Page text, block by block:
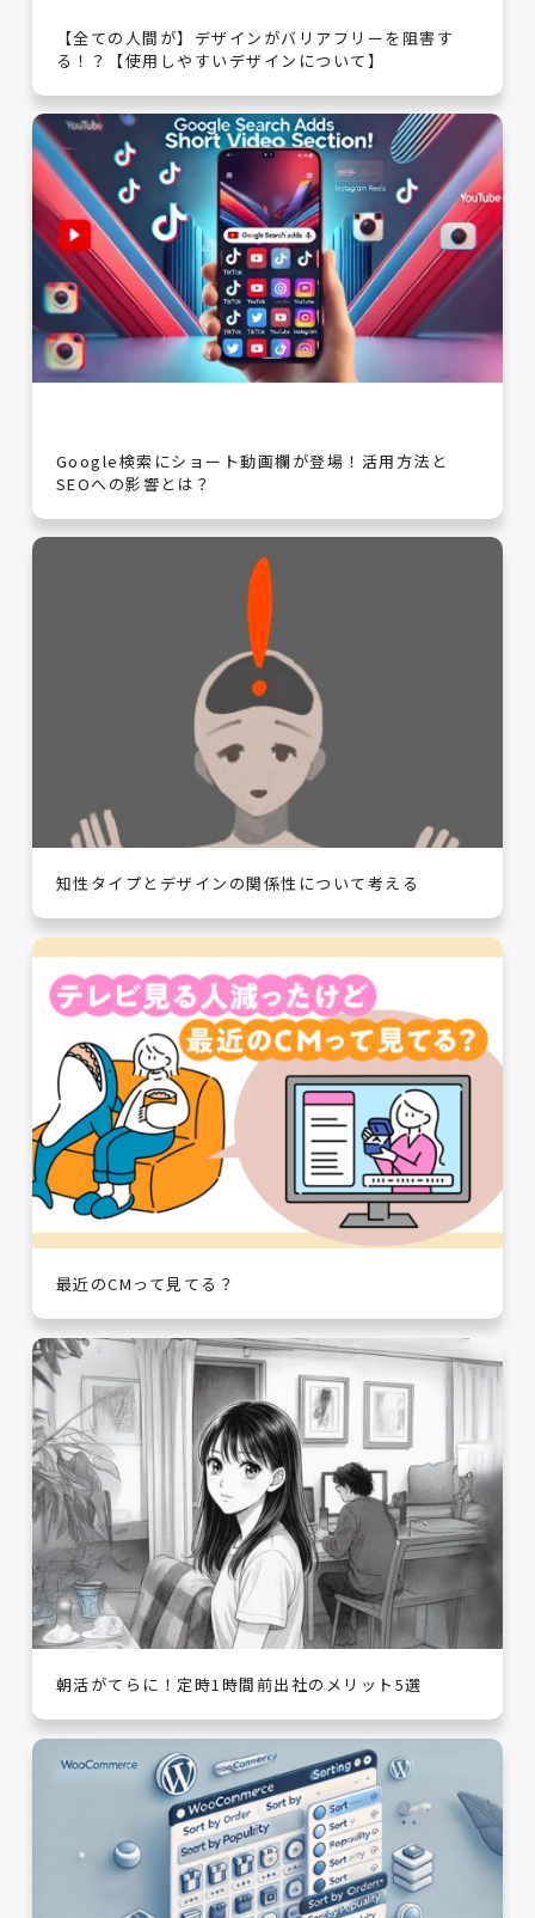
【全ての人間が】デザインがバリアフリーを阻害す
る！？【使用しやすいデザインについて】
Google検索にショート動画欄が登場！活用方法と
SEOへの影響とは？
知性タイプとデザインの関係性について考える
最近のCMって見てる？
朝活がてらに！定時1時間前出社のメリット5選